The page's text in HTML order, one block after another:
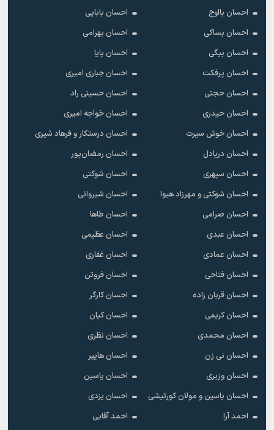
احسان بااوج
احسان بابایی
احسان بساکی
احسان بهرامی
احسان بیگی
احسان پایا
احسان پرفکت
احسان جباری امیری
احسان حجتی
احسان حسینی راد
احسان حیدری
احسان خواجه امیری
احسان خوش سیرت
احسان درستکار و فرهاد شیرى
احسان دریادل
احسان رمضان‌پور
احسان سپهری
احسان شوکتی
احسان شوکتی و مهرزاد هیوا
احسان شیروانی
احسان صرامی
احسان طاها
احسان عبدی
احسان عظیمی
احسان عمادی
احسان غفاری
احسان فتاحی
احسان فروتن
احسان قربان زاده
احسان کارگر
احسان کریمی
احسان کیان
احسان محمدی
احسان نظری
احسان نی زن
احسان هایپر
احسان وزیری
احسان یاسین
احسان یاسین و مولان کورتیشی
احسان یزدی
احمد آرا
احمد آقایی